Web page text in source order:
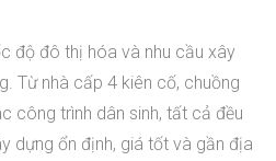
độ đô thị hóa và nhu cầu xây
Từ nhà cấp 4 kiên cố, chuồng
công trình dân sinh, tất cả đều
dựng ổn định, giá tốt và gần địa